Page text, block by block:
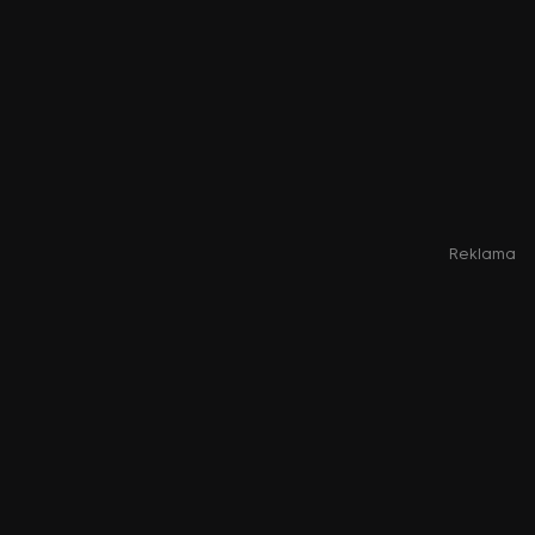
Reklama